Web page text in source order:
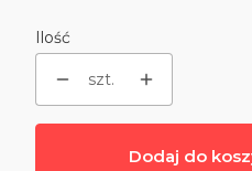
Ilość
szt.
Dodaj do